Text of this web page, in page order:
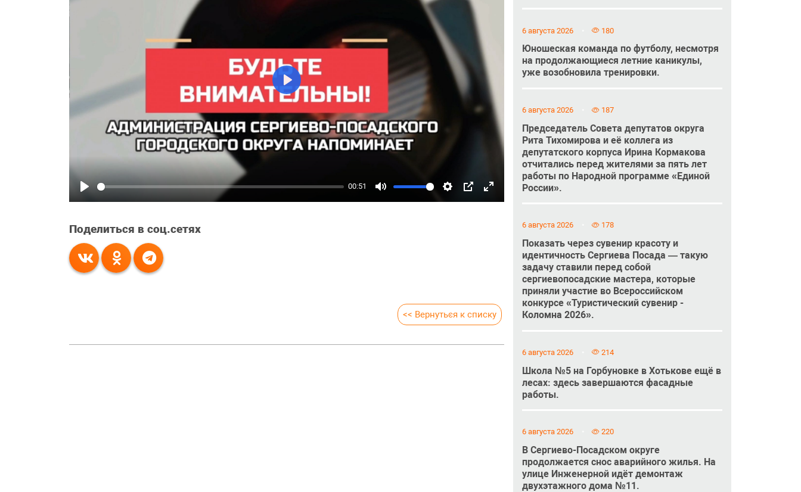
Play
00:51
Play
Поделиться в соц.сетях
<< Вернуться к списку
6 августа 2026 180
Юношеская команда по футболу, несмотря
на продолжающиеся летние каникулы,
уже возобновила тренировки.
6 августа 2026 187
Председатель Совета депутатов округа
Рита Тихомирова и её коллега из
депутатского корпуса Ирина Кормакова
отчитались перед жителями за пять лет
работы по Народной программе «Единой
России».
6 августа 2026 178
Показать через сувенир красоту и
идентичность Сергиева Посада — такую
задачу ставили перед собой
сергиевопосадские мастера, которые
приняли участие во Всероссийском
конкурсе «Туристический сувенир -
Коломна 2026».
6 августа 2026 214
Школа №5 на Горбуновке в Хотькове ещё в
лесах: здесь завершаются фасадные
работы.
6 августа 2026 220
В Сергиево-Посадском округе
продолжается снос аварийного жилья. На
улице Инженерной идёт демонтаж
двухэтажного дома №11.